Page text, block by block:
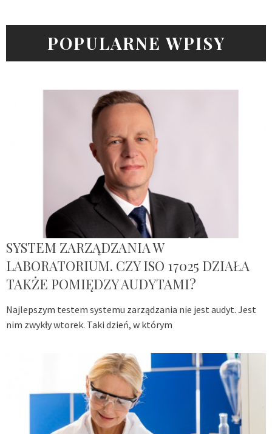
POPULARNE WPISY
SYSTEM ZARZĄDZANIA W
LABORATORIUM. CZY ISO 17025 DZIAŁA
TAKŻE POMIĘDZY AUDYTAMI?
Najlepszym testem systemu zarządzania nie jest audyt. Jest
nim zwykły wtorek. Taki dzień, w którym